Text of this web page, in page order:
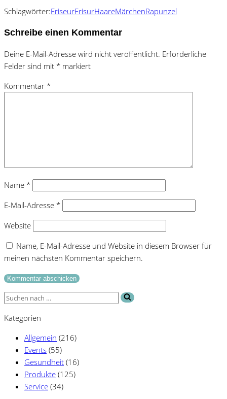
Schlagwörter:FriseurFrisurHaareMärchenRapunzel
Schreibe einen Kommentar
Deine E-Mail-Adresse wird nicht veröffentlicht. Erforderliche
Felder sind mit * markiert
Kommentar *
Name *
E-Mail-Adresse *
Website
Name, E-Mail-Adresse und Website in diesem Browser für
meinen nächsten Kommentar speichern.
Suchen
Kategorien
Allgemein (216)
Events (55)
Gesundheit (16)
Produkte (125)
Service (34)